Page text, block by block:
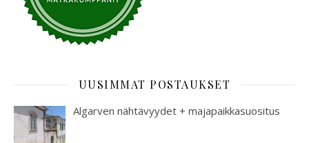
UUSIMMAT POSTAUKSET
Algarven nähtävyydet + majapaikkasuositus